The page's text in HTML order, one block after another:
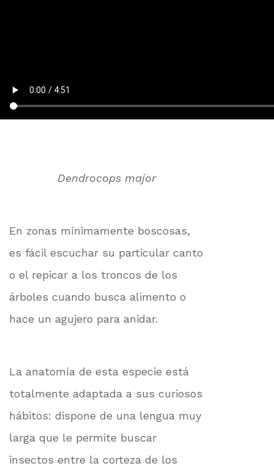
Dendrocops major
En zonas mínimamente boscosas,
es fácil escuchar su particular canto
o el repicar a los troncos de los
árboles cuando busca alimento o
hace un agujero para anidar.
La anatomía de esta especie está
totalmente adaptada a sus curiosos
hábitos: dispone de una lengua muy
larga que le permite buscar
insectos entre la corteza de los